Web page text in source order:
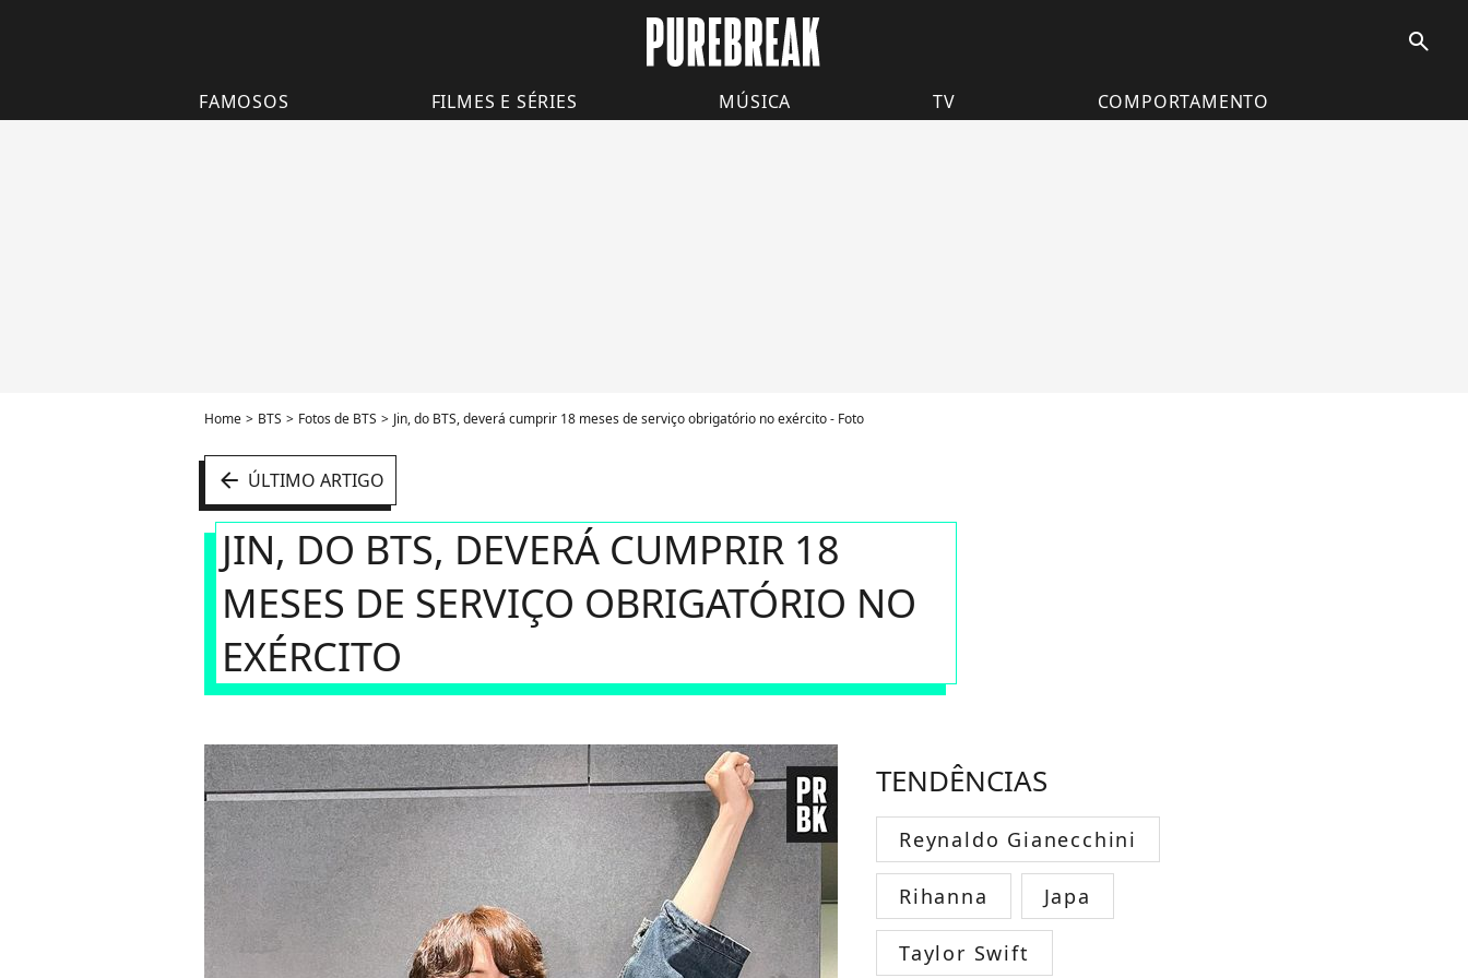
search
FAMOSOS FILMES E SÉRIES MÚSICA TV COMPORTAMENTO
Home BTS Fotos de BTS Jin, do BTS, deverá cumprir 18 meses de serviço obrigatório no exército - Foto
arrow_left ÚLTIMO ARTIGO
JIN, DO BTS, DEVERÁ CUMPRIR 18
MESES DE SERVIÇO OBRIGATÓRIO NO
EXÉRCITO
TENDÊNCIAS
Reynaldo Gianecchini
Rihanna Japa
Taylor Swift